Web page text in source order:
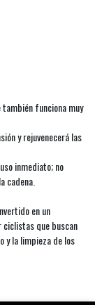
funciona muy
y rejuvenecerá las
inmediato; no
cadena.
en un
que buscan
y la limpieza de los